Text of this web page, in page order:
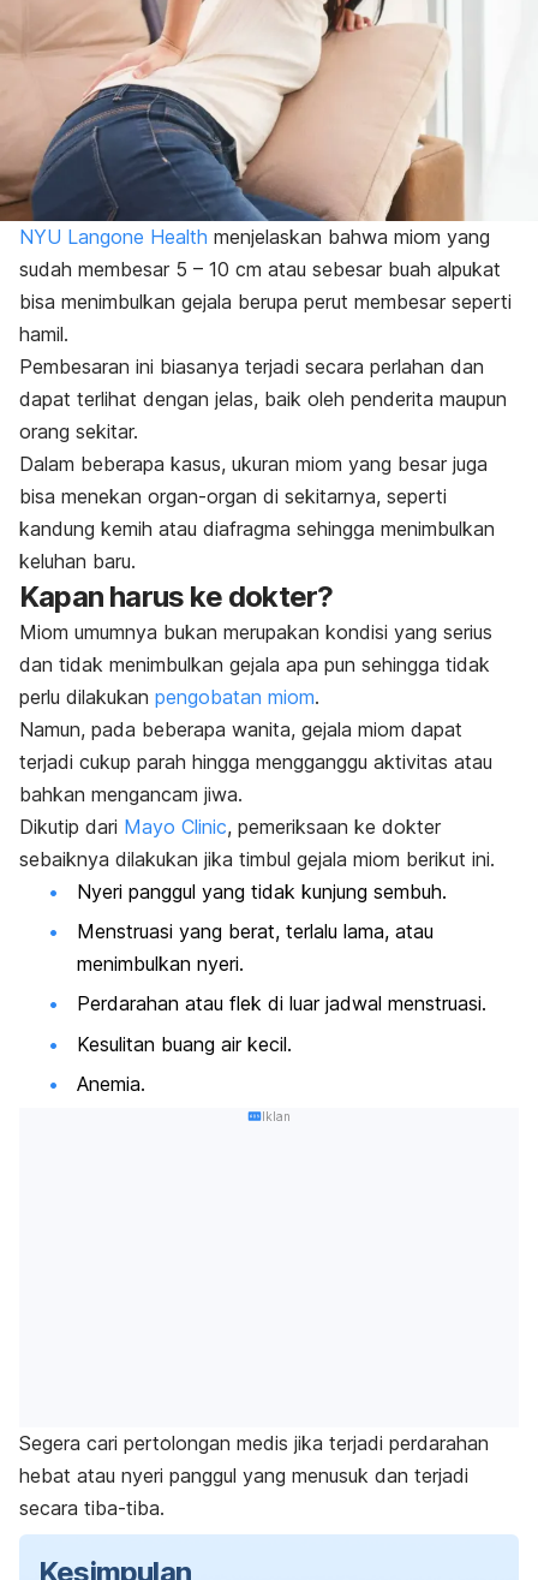
NYU Langone Health menjelaskan bahwa miom yang
sudah membesar 5 – 10 cm atau sebesar buah alpukat
bisa menimbulkan gejala berupa perut membesar seperti
hamil.
Pembesaran ini biasanya terjadi secara perlahan dan
dapat terlihat dengan jelas, baik oleh penderita maupun
orang sekitar.
Dalam beberapa kasus, ukuran miom yang besar juga
bisa menekan organ-organ di sekitarnya, seperti
kandung kemih atau diafragma sehingga menimbulkan
keluhan baru.
Kapan harus ke dokter?
Miom umumnya bukan merupakan kondisi yang serius
dan tidak menimbulkan gejala apa pun sehingga tidak
perlu dilakukan pengobatan miom.
Namun, pada beberapa wanita, gejala miom dapat
terjadi cukup parah hingga mengganggu aktivitas atau
bahkan mengancam jiwa.
Dikutip dari Mayo Clinic, pemeriksaan ke dokter
sebaiknya dilakukan jika timbul gejala miom berikut ini.
Nyeri panggul yang tidak kunjung sembuh.
Menstruasi yang berat, terlalu lama, atau
menimbulkan nyeri.
Perdarahan atau flek di luar jadwal menstruasi.
Kesulitan buang air kecil.
Anemia.
Iklan
Segera cari pertolongan medis jika terjadi perdarahan
hebat atau nyeri panggul yang menusuk dan terjadi
secara tiba-tiba.
Kesimpulan